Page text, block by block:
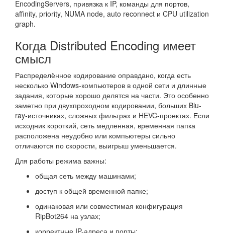
EncodingServers, привязка к IP, команды для портов,
affinity, priority, NUMA node, auto reconnect и CPU utilization
graph.
Когда Distributed Encoding имеет
смысл
Распределённое кодирование оправдано, когда есть
несколько Windows-компьютеров в одной сети и длинные
задания, которые хорошо делятся на части. Это особенно
заметно при двухпроходном кодировании, больших Blu-
ray-источниках, сложных фильтрах и HEVC-проектах. Если
исходник короткий, сеть медленная, временная папка
расположена неудобно или компьютеры сильно
отличаются по скорости, выигрыш уменьшается.
Для работы режима важны:
общая сеть между машинами;
доступ к общей временной папке;
одинаковая или совместимая конфигурация
RipBot264 на узлах;
корректные IP-адреса и порты;